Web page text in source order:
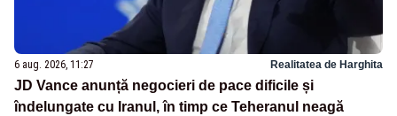
6 aug. 2026, 11:27 Realitatea de Harghita
JD Vance anunță negocieri de pace dificile și
îndelungate cu Iranul, în timp ce Teheranul neagă